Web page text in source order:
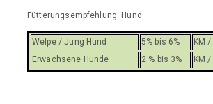
Fütterungsempfehlung: Hund
Welpe / Jung Hund 5% bis 6%
KM /
Erwachsene Hunde
2 % bis 3% KM /